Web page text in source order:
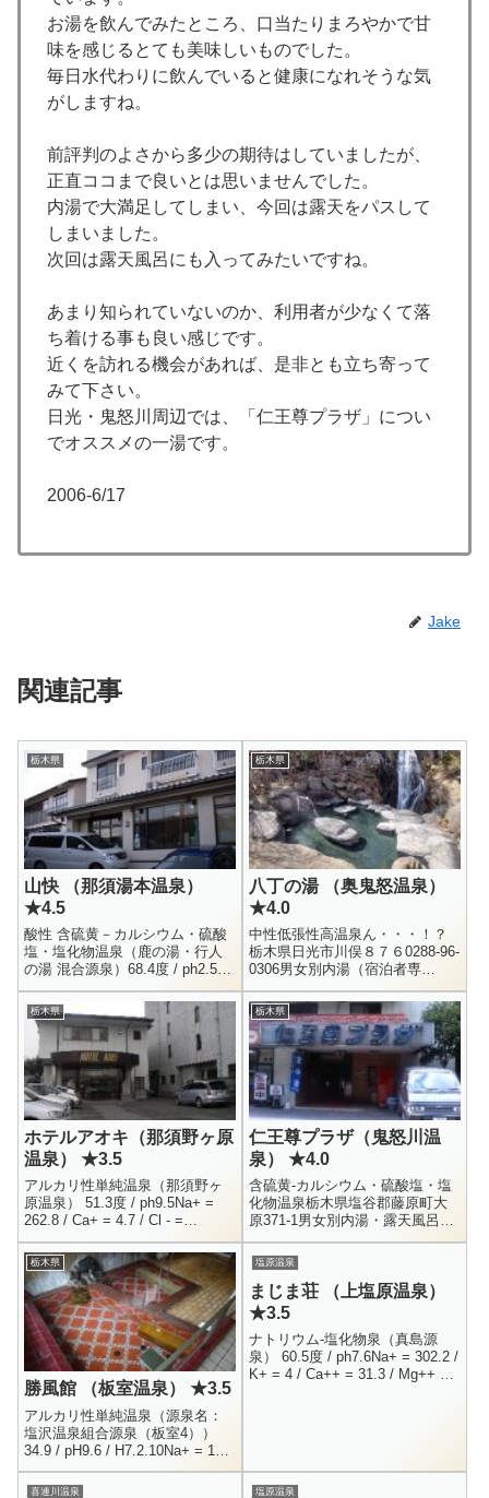
お湯を飲んでみたところ、口当たりまろやかで甘
味を感じるとても美味しいものでした。
毎日水代わりに飲んでいると健康になれそうな気
がしますね。
前評判のよさから多少の期待はしていましたが、
正直ココまで良いとは思いませんでした。
内湯で大満足してしまい、今回は露天をパスして
しまいました。
次回は露天風呂にも入ってみたいですね。
あまり知られていないのか、利用者が少なくて落
ち着ける事も良い感じです。
近くを訪れる機会があれば、是非とも立ち寄って
みて下さい。
日光・鬼怒川周辺では、「仁王尊プラザ」につい
でオススメの一湯です。
2006-6/17
Jake
関連記事
栃木県
山快 （那須湯本温泉）
★4.5
酸性 含硫黄－カルシウム・硫酸
塩・塩化物温泉（鹿の湯・行人
の湯 混合源泉）68.4度 / ph2.5 /
自然湧出 / H15.12.12Na+ = 39.2
/ K+ = 19....
栃木県
八丁の湯 （奥鬼怒温泉）
★4.0
中性低張性高温泉ん・・・！？
栃木県日光市川俣８７６0288-96-
0306男女別内湯（宿泊者専
用？）・混浴露天・女性用露天
大人（中学生以上）800円、小学
生500円9:00 ～ 1...
栃木県
ホテルアオキ（那須野ヶ原
温泉） ★3.5
アルカリ性単純温泉（那須野ヶ
原温泉） 51.3度 / ph9.5Na+ =
262.8 / Ca+ = 4.7 / Cl - =
313.4SO4-- = 55.3 / HCO2-...
栃木県
仁王尊プラザ（鬼怒川温
泉） ★4.0
含硫黄-カルシウム・硫酸塩・塩
化物温泉栃木県塩谷郡藤原町大
原371-1男女別内湯・露天風呂
0288-76-2721500円8:00 - 22:00
関東近郊に住んでいる人であれ
ば、温...
栃木県
勝風館 （板室温泉） ★3.5
アルカリ性単純温泉（源泉名：
塩沢温泉組合源泉（板室4））
34.9 / pH9.6 / H7.2.10Na+ = 158
/ K+ = 0.9 / Ca++ = 65.9 /
Mg+...
塩原温泉
まじま荘 （上塩原温泉）
★3.5
ナトリウム-塩化物泉（真島源
泉） 60.5度 / ph7.6Na+ = 302.2 /
K+ = 4 / Ca++ = 31.3 / Mg++ =
喜連川温泉 塩原温泉